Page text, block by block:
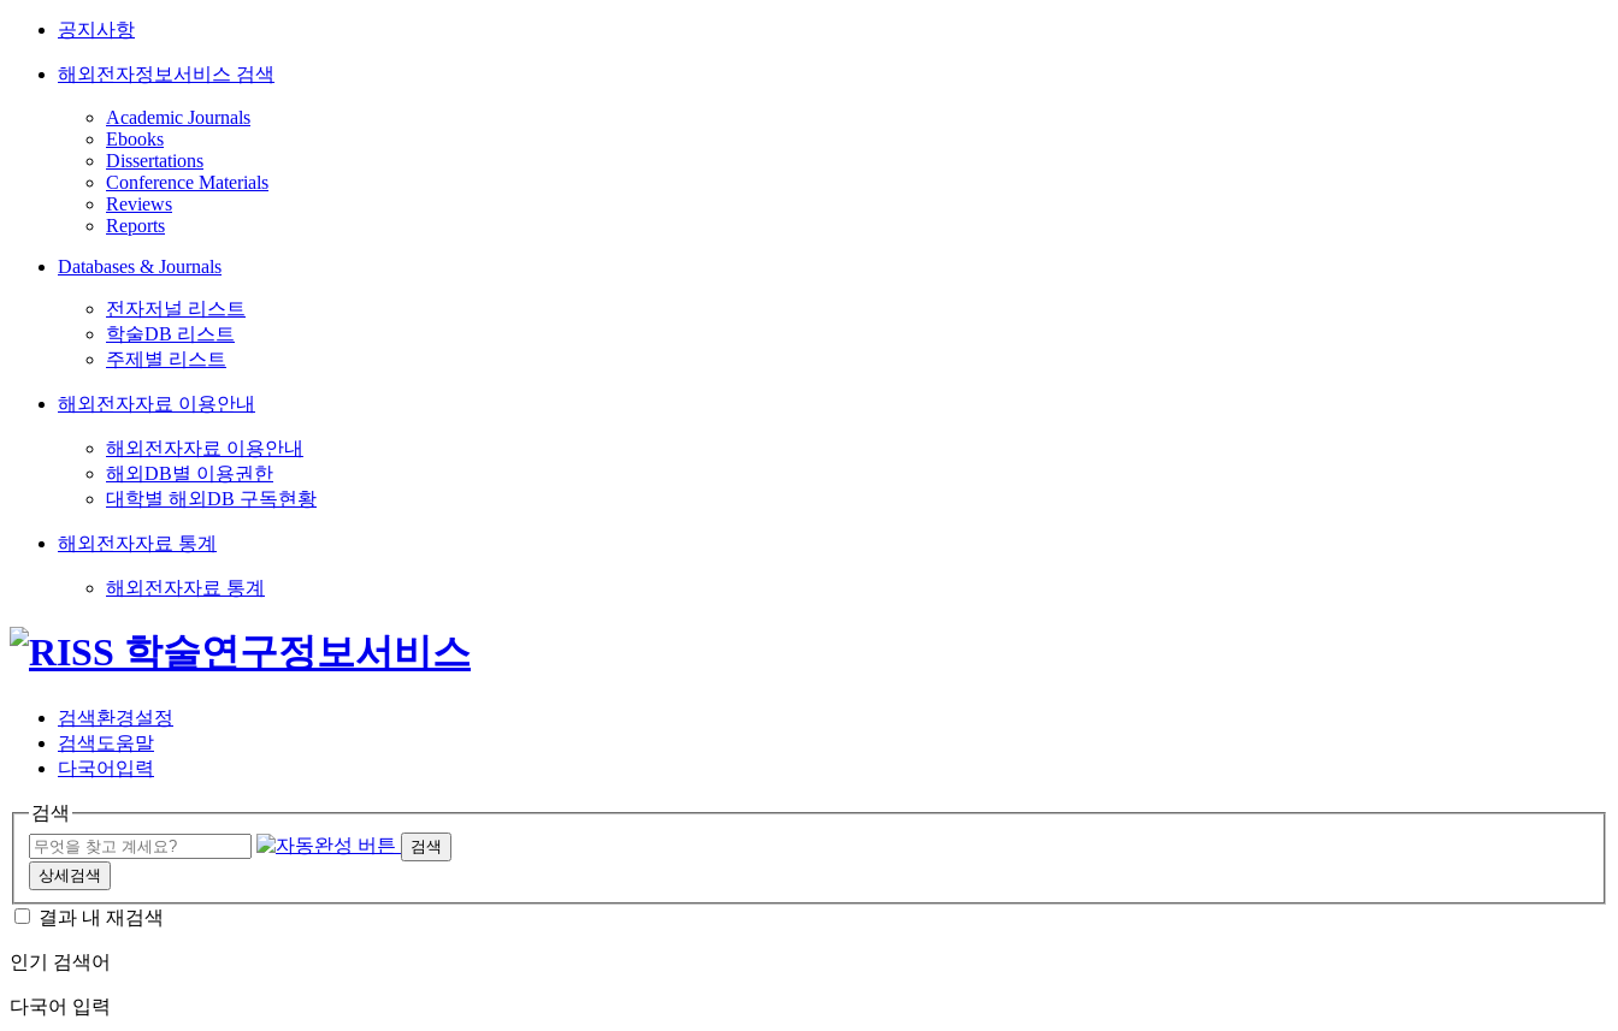
공지사항
해외전자정보서비스 검색
Academic Journals
Ebooks
Dissertations
Conference Materials
Reviews
Reports
Databases & Journals
전자저널 리스트
학술DB 리스트
주제별 리스트
해외전자자료 이용안내
해외전자자료 이용안내
해외DB별 이용권한
대학별 해외DB 구독현황
해외전자자료 통계
해외전자자료 통계
검색환경설정
검색도움말
다국어입력
검색
검색
상세검색
결과 내 재검색
인기 검색어
다국어 입력